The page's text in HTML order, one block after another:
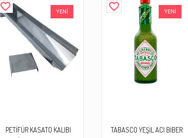
favorite_border YENİ
PETİFÜR KASATO KALIBI
favorite_border YENİ
TABASCO YEŞİL ACI BİBER